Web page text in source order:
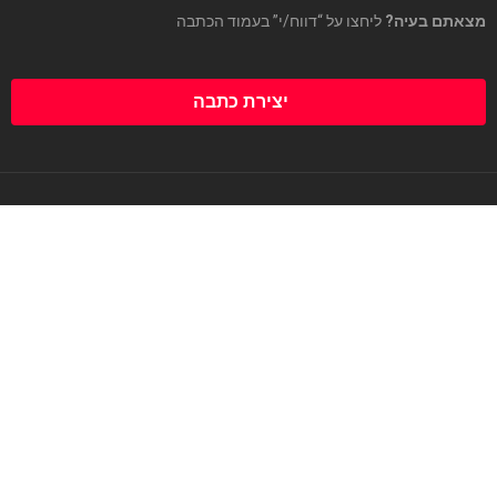
מצאתם בעיה? ליחצו על “דווח/י” בעמוד הכתבה
יצירת כתבה